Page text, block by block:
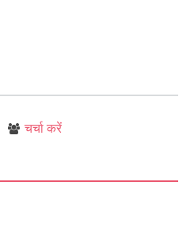
चर्चा करें